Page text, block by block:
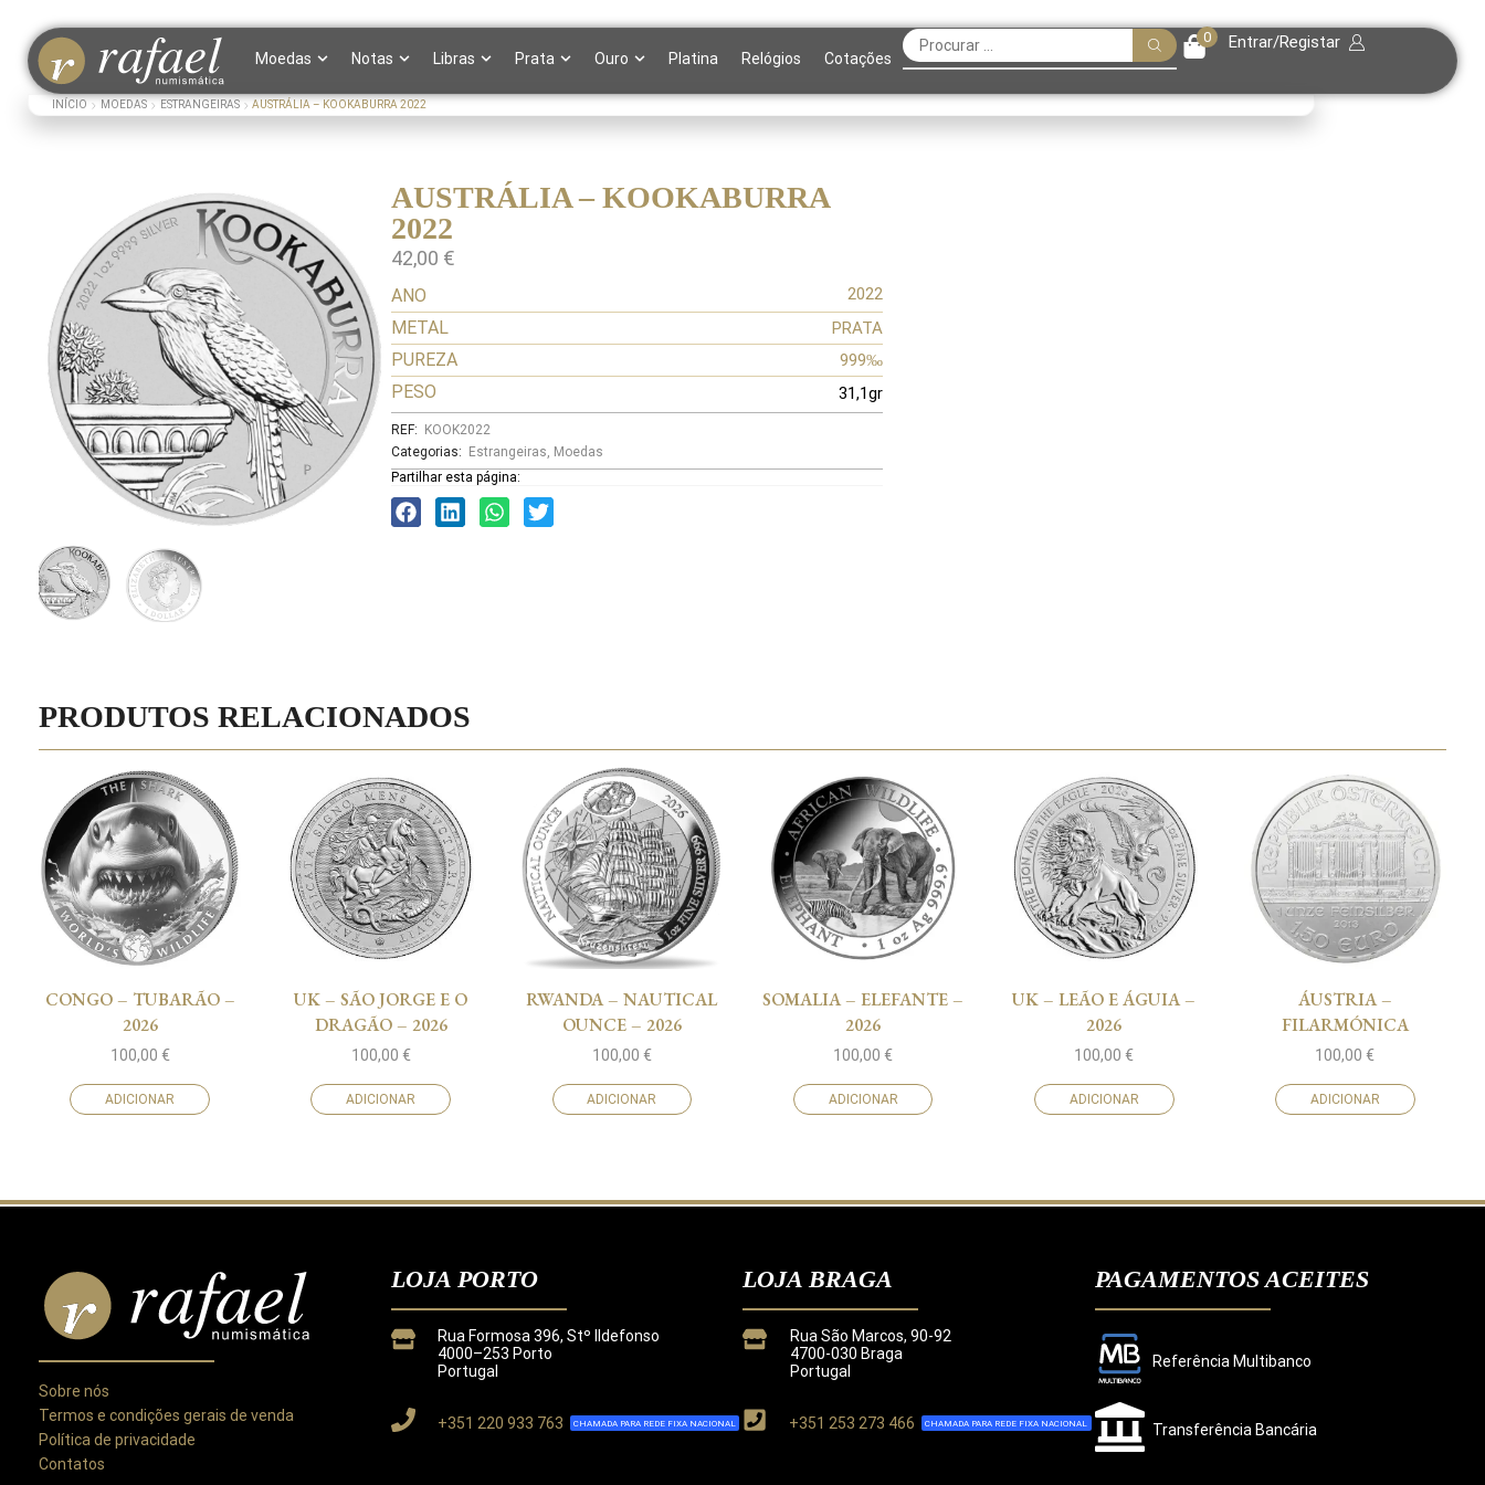
Moedas Notas Libras Prata Ouro Platina Relógios Cotações
0 Entrar/Registar
INÍCIO MOEDAS ESTRANGEIRAS AUSTRÁLIA – KOOKABURRA 2022
AUSTRÁLIA – KOOKABURRA
2022
42,00 €
ANO 2022
METAL PRATA
PUREZA 999‰
PESO 31,1gr
REF:
KOOK2022
Categorias:
Estrangeiras, Moedas
Partilhar esta página:
PRODUTOS RELACIONADOS
CONGO – TUBARÃO –
2026
100,00 €
ADICIONAR
UK – SÃO JORGE E O
DRAGÃO – 2026
100,00 €
ADICIONAR
RWANDA – NAUTICAL
OUNCE – 2026
100,00 €
ADICIONAR
SOMALIA – ELEFANTE –
2026
100,00€
ADICIONAR
UK – LEÃO E ÁGUIA –
2026
100,00€
ADICIONAR
ÁUSTRIA –
FILARMÓNICA
100,00€
ADICIONAR
Este site utiliza cookies para melhorar a sua experiência.
Sobre nós
Termos e condições gerais de venda
Política de privacidade
Contatos
LOJA PORTO
Rua Formosa 396, Stº Ildefonso
4000–253 Porto
Portugal
+351 220 933 763 CHAMADA PARA REDE FIXA NACIONAL
LOJA BRAGA
Rua São Marcos, 90-92
4700-030 Braga
Portugal
+351 253 273 466 CHAMADA PARA REDE FIXA NACIONAL
PAGAMENTOS ACEITES
Referência Multibanco
Transferência Bancária